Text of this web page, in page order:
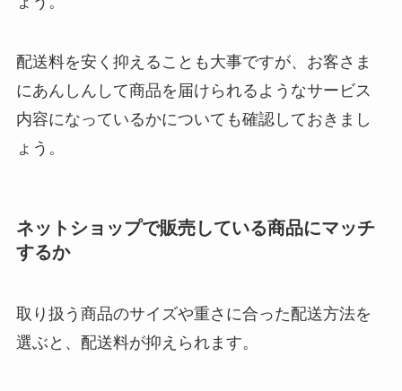
配送料を安く抑えることも大事ですが、お客さま
にあんしんして商品を届けられるようなサービス
内容になっているかについても確認しておきまし
ょう。
ネットショップで販売している商品にマッチ
するか
取り扱う商品のサイズや重さに合った配送方法を
選ぶと、配送料が抑えられます。